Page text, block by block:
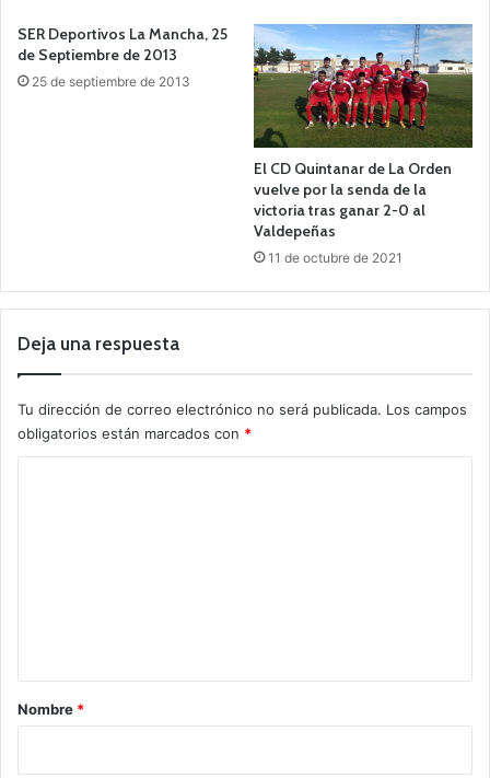
SER Deportivos La Mancha, 25
de Septiembre de 2013
25 de septiembre de 2013
El CD Quintanar de La Orden
vuelve por la senda de la
victoria tras ganar 2-0 al
Valdepeñas
11 de octubre de 2021
Deja una respuesta
Tu dirección de correo electrónico no será publicada. Los campos
obligatorios están marcados con *
rNombre *